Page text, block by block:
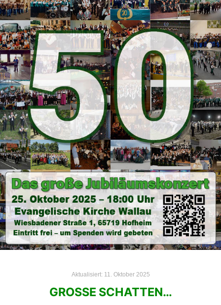
Aktualisiert: 11. Oktober 2025
GROSSE SCHATTEN…